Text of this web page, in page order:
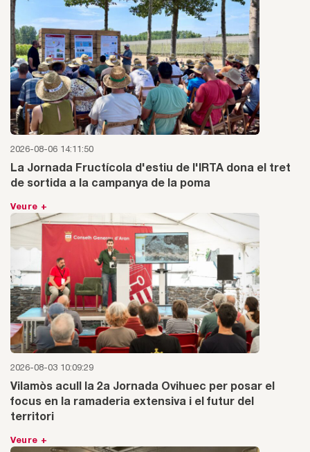
2026-08-06 14:11:50
La Jornada Fructícola d'estiu de l'IRTA dona el tret
de sortida a la campanya de la poma
Veure +
2026-08-03 10:09:29
Vilamòs acull la 2a Jornada Ovihuec per posar el
focus en la ramaderia extensiva i el futur del
territori
Veure +